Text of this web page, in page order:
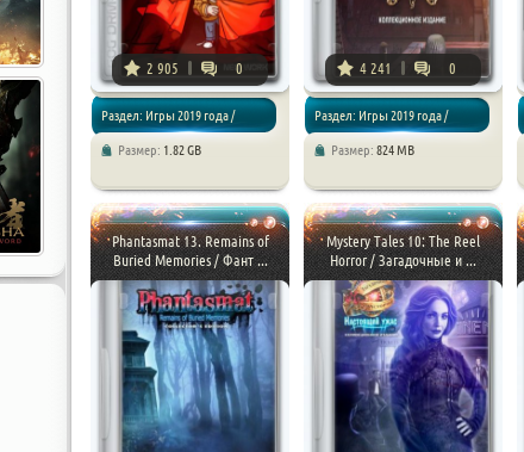
2 905 0
Раздел: Игры 2019 года /
Размер: 1.82 GB
4 241 0
Раздел: Игры 2019 года /
Размер: 824 MB
Phantasmat 13. Remains of
Buried Memories / Фант ...
Mystery Tales 10: The Reel
Horror / Загадочные и ...